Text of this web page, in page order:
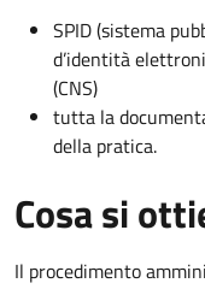
SPID (sistema
d’identità
(CNS)
tutta la
della pratica.
Cosa si
Il procedimento